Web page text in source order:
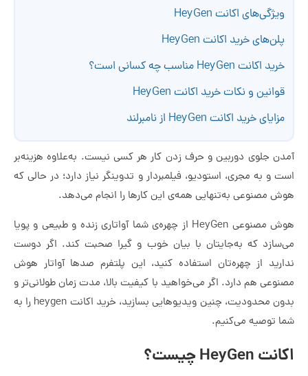
ویژگی‌های اکانت HeyGen
پلن‌های خرید اکانت HeyGen
خرید اکانت HeyGen مناسب چه کسانی است؟
قوانین و نکات خرید اکانت HeyGen
مزایای خرید اکانت HeyGen از نامبرلند
آمدن جلوی دوربین و حرف زدن کار هر کسی نیست. به‌علاوه هزینه‌بر
است و به مجری، استودیو، فیلمبردار و تدوینگر نیاز دارد؛ در حالی که
هوش مصنوعی به‌تنهایی همه‌ی این کارها را انجام می‌دهد.
هوش مصنوعی HeyGen از چهره‌ی شما آواتاری زنده و طبیعی و پویا
می‌سازد که به‌جایتان با بیان خوب و گیرا صحبت کند. اگر دوست
ندارید از چهره‌تان استفاده کنید، این پلتفرم صدها آواتار هوش
مصنوعی هم دارد. اگر می‌خواهید با کیفیت بالا، مدت زمان طولانی‌تر و
بدون محدودیت، چنین ویدیوهایی بسازید، خرید اکانت heygen را به
شما توصیه می‌کنیم.
اکانت HeyGen چیست؟